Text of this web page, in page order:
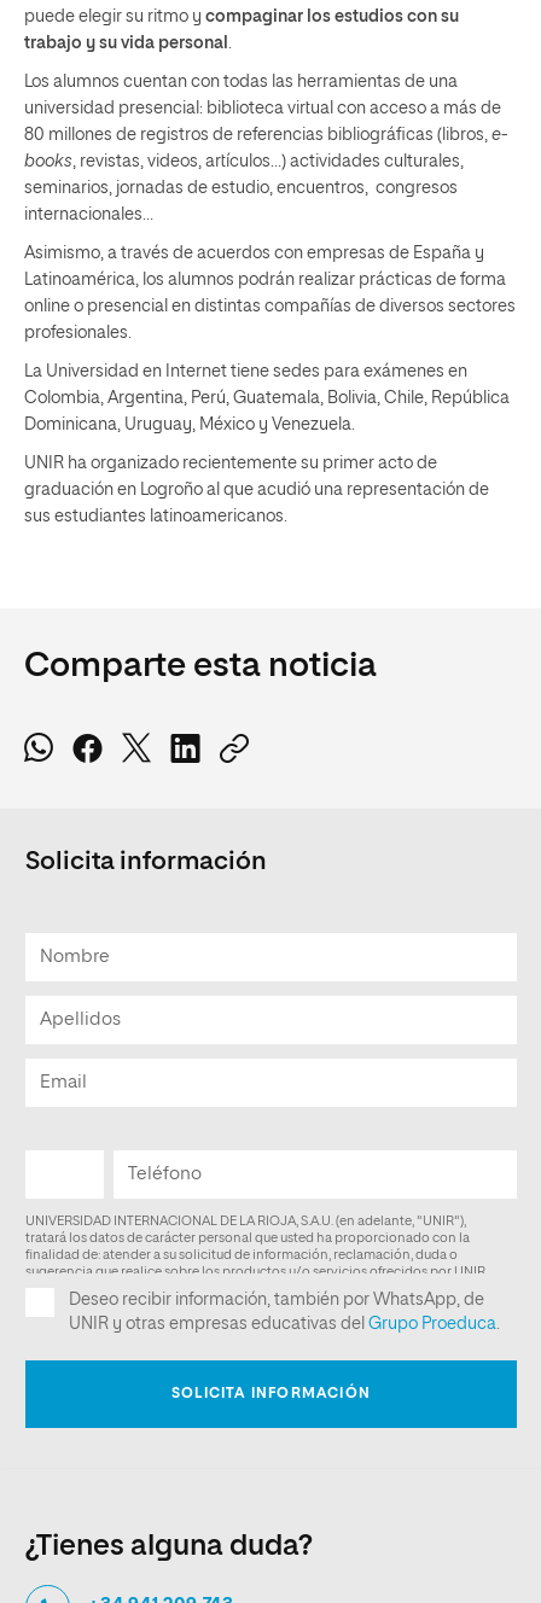
puede elegir su ritmo y compaginar los estudios con su
trabajo y su vida personal .
Los alumnos cuentan con todas las herramientas de una
universidad presencial: biblioteca virtual con acceso a más de
80 millones de registros de referencias bibliográficas (libros, e-
books, revistas, videos, artículos…) actividades culturales,
seminarios, jornadas de estudio, encuentros, congresos
internacionales…
Asimismo, a través de acuerdos con empresas de España y
Latinoamérica, los alumnos podrán realizar prácticas de forma
online o presencial en distintas compañías de diversos sectores
profesionales.
La Universidad en Internet tiene sedes para exámenes en
Colombia, Argentina, Perú, Guatemala, Bolivia, Chile, República
Dominicana, Uruguay, México y Venezuela.
UNIR ha organizado recientemente su primer acto de
graduación en Logroño al que acudió una representación de
sus estudiantes latinoamericanos.
Comparte esta noticia
Solicita información
¿Tienes alguna duda?